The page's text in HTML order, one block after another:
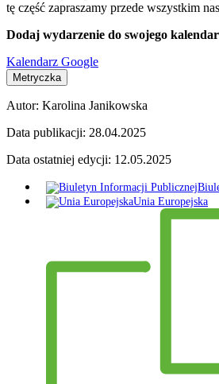
tę część zapraszamy przede wszystkim
Dodaj wydarzenie do swojego
Kalendarz Google
Metryczka
Autor: Karolina Janikowska
Data publikacji: 28.04.2025
Data ostatniej edycji: 12.05.2025
Unia Europejska